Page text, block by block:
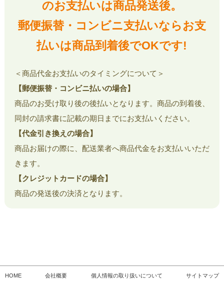
のお支払いは商品発送後。
郵便振替・コンビニ支払いならお支
払いは商品到着後でOKです!
＜商品代金お支払いのタイミングについて＞
【郵便振替・コンビニ払いの場合】
商品のお受け取り後の後払いとなります。商品の到着後、
同封の請求書に記載の期日までにお支払いください。
【代金引き換えの場合】
商品お届けの際に、配送業者へ商品代金をお支払いいただ
きます。
【クレジットカードの場合】
商品の発送後の決済となります。
HOME 会社概要 個人情報の取り扱いについて サイトマップ